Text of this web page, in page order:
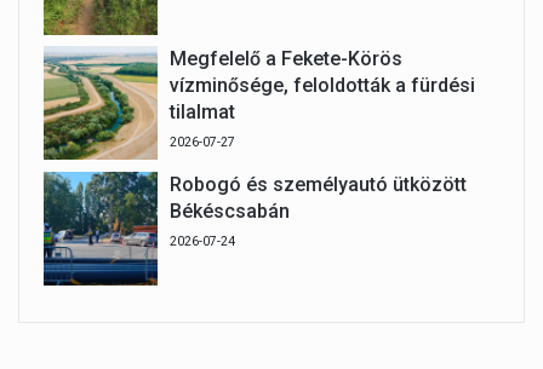
Megfelelő a Fekete-Körös
vízminősége, feloldották a fürdési
tilalmat
2026-07-27
Robogó és személyautó ütközött
Békéscsabán
2026-07-24